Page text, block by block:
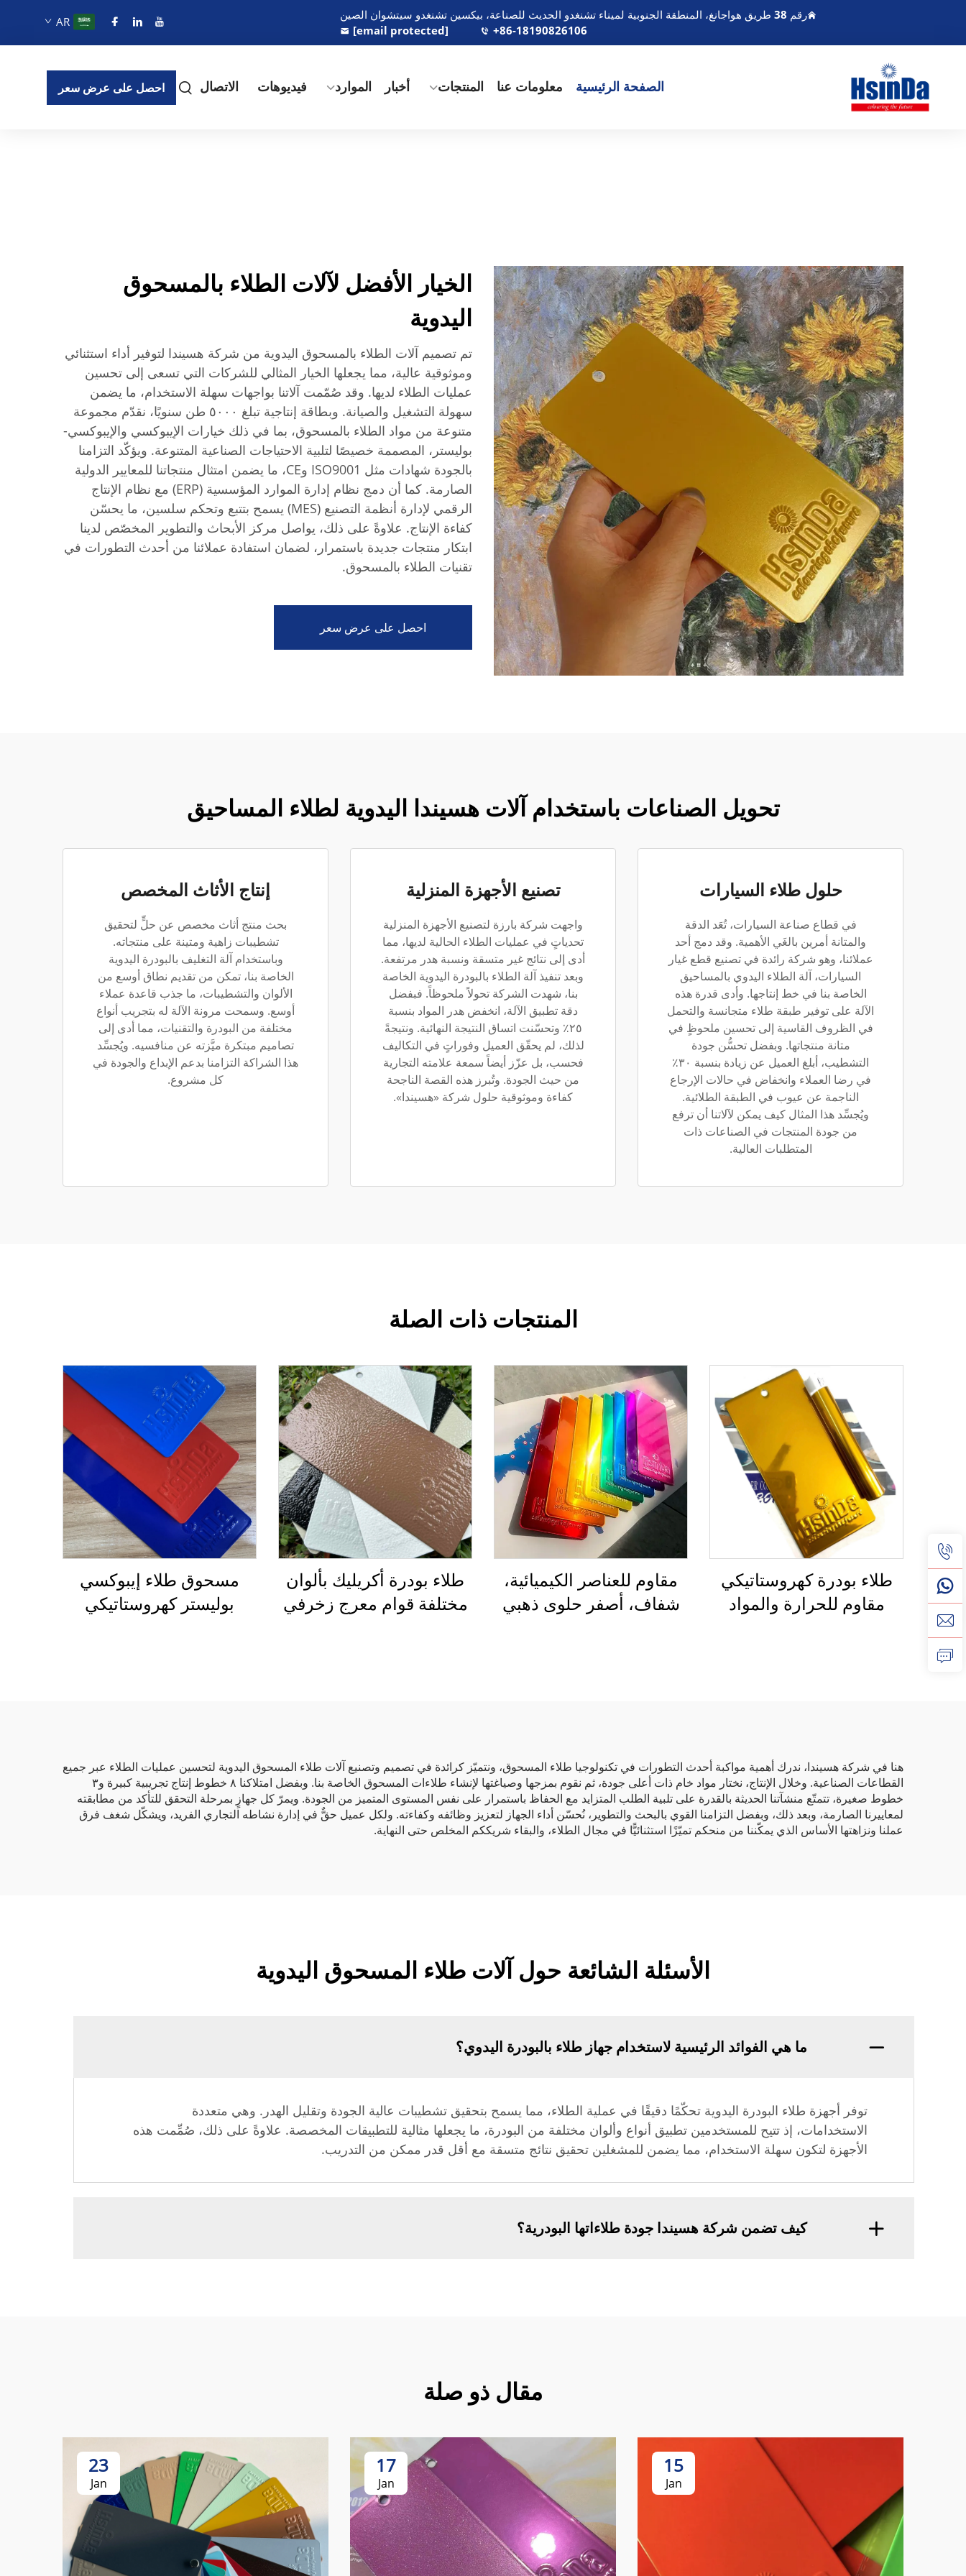
رقم 38 طريق هواجانغ، المنطقة الجنوبية لميناء تشنغدو الحديث للصناعة، بيكسين تشنغدو سيتشوان الصين
+86-18190826106
[email protected]
AR
الصفحة الرئيسية معلومات عنا المنتجات أخبار الموارد فيديوهات الاتصال احصل على عرض سعر
الخيار الأفضل لآلات الطلاء بالمسحوق
اليدوية
تم تصميم آلات الطلاء بالمسحوق اليدوية من شركة هسيندا لتوفير أداء استثنائي
وموثوقية عالية، مما يجعلها الخيار المثالي للشركات التي تسعى إلى تحسين
عمليات الطلاء لديها. وقد صُمّمت آلاتنا بواجهات سهلة الاستخدام، ما يضمن
سهولة التشغيل والصيانة. وبطاقة إنتاجية تبلغ ٥٠٠٠ طن سنويًا، نقدّم مجموعة
متنوعة من مواد الطلاء بالمسحوق، بما في ذلك خيارات الإيبوكسي والإيبوكسي-
بوليستر، المصممة خصيصًا لتلبية الاحتياجات الصناعية المتنوعة. ويؤكّد التزامنا
بالجودة شهادات مثل ISO9001 وCE، ما يضمن امتثال منتجاتنا للمعايير الدولية
الصارمة. كما أن دمج نظام إدارة الموارد المؤسسية (ERP) مع نظام الإنتاج
الرقمي لإدارة أنظمة التصنيع (MES) يسمح بتتبع وتحكم سلسين، ما يحسّن
كفاءة الإنتاج. علاوةً على ذلك، يواصل مركز الأبحاث والتطوير المخصّص لدينا
ابتكار منتجات جديدة باستمرار، لضمان استفادة عملائنا من أحدث التطورات في
تقنيات الطلاء بالمسحوق.
احصل على عرض سعر
تحويل الصناعات باستخدام آلات هسيندا اليدوية لطلاء المساحيق
حلول طلاء السيارات
في قطاع صناعة السيارات، تُعَد الدقة
والمتانة أمرين بالغَي الأهمية. وقد دمج أحد
عملائنا، وهو شركة رائدة في تصنيع قطع غيار
السيارات، آلة الطلاء اليدوي بالمساحيق
الخاصة بنا في خط إنتاجها. وأدى قدرة هذه
الآلة على توفير طبقة طلاء متجانسة والتحمل
في الظروف القاسية إلى تحسين ملحوظٍ في
متانة منتجاتها. وبفضل تحسُّن جودة
التشطيب، أبلغ العميل عن زيادة بنسبة ٣٠٪
في رضا العملاء وانخفاض في حالات الإرجاع
الناجمة عن عيوب في الطبقة الطلائية.
ويُجسِّد هذا المثال كيف يمكن لآلاتنا أن ترفع
من جودة المنتجات في الصناعات ذات
المتطلبات العالية.
تصنيع الأجهزة المنزلية
واجهت شركة بارزة لتصنيع الأجهزة المنزلية
تحدياتٍ في عمليات الطلاء الحالية لديها، مما
أدى إلى نتائج غير متسقة ونسبة هدر مرتفعة.
وبعد تنفيذ آلة الطلاء بالبودرة اليدوية الخاصة
بنا، شهدت الشركة تحولاً ملحوظاً. فبفضل
دقة تطبيق الآلة، انخفض هدر المواد بنسبة
٢٥٪ وتحسّنت اتساق النتيجة النهائية. ونتيجةً
لذلك، لم يحقّق العميل وفوراتٍ في التكاليف
فحسب، بل عزّز أيضاً سمعة علامته التجارية
من حيث الجودة. وتُبرز هذه القصة الناجحة
كفاءة وموثوقية حلول شركة «هسيندا».
إنتاج الأثاث المخصص
بحث منتج أثاث مخصص عن حلٍّ لتحقيق
تشطيبات زاهية ومتينة على منتجاته.
وباستخدام آلة التغليف بالبودرة اليدوية
الخاصة بنا، تمكن من تقديم نطاق أوسع من
الألوان والتشطيبات، ما جذب قاعدة عملاء
أوسع. وسمحت مرونة الآلة له بتجريب أنواع
مختلفة من البودرة والتقنيات، مما أدى إلى
تصاميم مبتكرة ميَّزته عن منافسيه. ويُجسِّد
هذا الشراكة التزامنا بدعم الإبداع والجودة في
كل مشروع.
المنتجات ذات الصلة
طلاء بودرة كهروستاتيكي
مقاوم للحرارة والمواد
مقاوم للعناصر الكيميائية،
شفاف، أصفر حلوى ذهبي
طلاء بودرة أكريليك بألوان
مختلفة قوام معرج زخرفي
مسحوق طلاء إيبوكسي
بوليستر كهروستاتيكي
هنا في شركة هسيندا، ندرك أهمية مواكبة أحدث التطورات في تكنولوجيا طلاء المسحوق، ونتميّز كرائدة في تصميم وتصنيع آلات طلاء المسحوق اليدوية لتحسين عمليات الطلاء عبر جميع
القطاعات الصناعية. وخلال الإنتاج، نختار مواد خام ذات أعلى جودة، ثم نقوم بمزجها وصياغتها لإنشاء طلاءات المسحوق الخاصة بنا. وبفضل امتلاكنا ٨ خطوط إنتاج تجريبية كبيرة و٣
خطوط صغيرة، تتمتّع منشآتنا الحديثة بالقدرة على تلبية الطلب المتزايد مع الحفاظ باستمرار على نفس المستوى المتميز من الجودة. ويمرّ كل جهازٍ بمرحلة التحقق للتأكد من مطابقته
لمعاييرنا الصارمة، وبعد ذلك، وبفضل التزامنا القوي بالبحث والتطوير، نُحسّن أداء الجهاز لتعزيز وظائفه وكفاءته. ولكل عميل حقٌّ في إدارة نشاطه التجاري الفريد، ويشكّل شغف فرق
عملنا ونزاهتها الأساس الذي يمكّننا من منحكم تميّزًا استثنائيًّا في مجال الطلاء، والبقاء شريككم المخلص حتى النهاية.
الأسئلة الشائعة حول آلات طلاء المسحوق اليدوية
ما هي الفوائد الرئيسية لاستخدام جهاز طلاء بالبودرة اليدوي؟
توفر أجهزة طلاء البودرة اليدوية تحكّمًا دقيقًا في عملية الطلاء، مما يسمح بتحقيق تشطيبات عالية الجودة وتقليل الهدر. وهي متعددة
الاستخدامات، إذ تتيح للمستخدمين تطبيق أنواع وألوان مختلفة من البودرة، ما يجعلها مثالية للتطبيقات المخصصة. علاوةً على ذلك، صُمِّمت هذه
الأجهزة لتكون سهلة الاستخدام، مما يضمن للمشغلين تحقيق نتائج متسقة مع أقل قدر ممكن من التدريب.
كيف تضمن شركة هسيندا جودة طلاءاتها البودرية؟
مقال ذو صلة
15
Jan
17
Jan
23
Jan